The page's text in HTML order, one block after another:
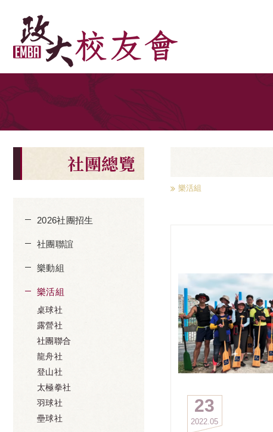
社團總覽
2026社團招生
社團聯誼
樂動組
樂活組
桌球社
露營社
社團聯合
龍舟社
登山社
太極拳社
羽球社
壘球社
樂活組
23
05
2022